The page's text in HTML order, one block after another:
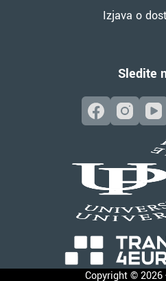
Izjava o
Sledite
Copyright © 2026